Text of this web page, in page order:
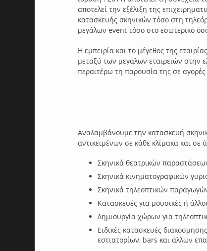
αποτελεί την εξέλιξη της
κατασκευής σκηνικών τόσο στη
μεγάλων event τόσο στο εσωτερικό
Η εμπειρία και το μέγεθος της
μεταξύ των μεγάλων εταιρειών στην
περαιτέρω τη παρουσία της σε αγορές
Αναλαμβάνουμε την κατασκευή
αντικειμένων σε κάθε κλίμακα και
Σκηνικά θεατρικών
Σκηνικά κινηματογραφικών
Σκηνικά τηλεοπτικών
Κατασκευές για μουσικές ή
Δημιουργία χώρων για
Ειδικές κατασκευές
εστιατορίων, bars και άλλων